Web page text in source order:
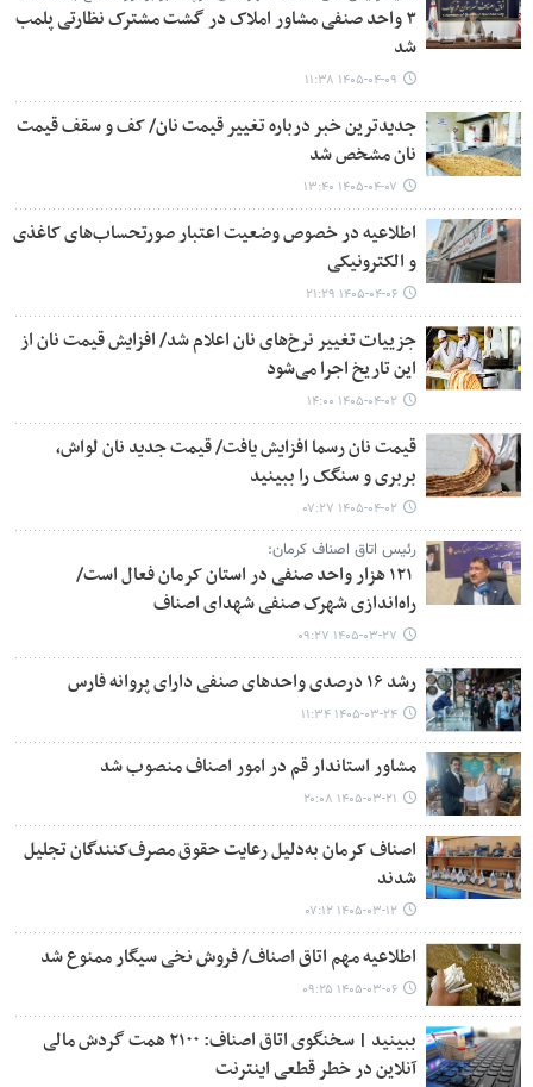
۳ واحد صنفی مشاور املاک در گشت مشترک نظارتی پلمب
شد
۱۴۰۵-۰۴-۰۹ ۱۱:۳۸
جدیدترین خبر درباره تغییر قیمت نان/ کف و سقف قیمت
نان مشخص شد
۱۴۰۵-۰۴-۰۷ ۱۳:۴۰
اطلاعیه در خصوص وضعیت اعتبار صورتحساب‌های کاغذی
و الکترونیکی
۱۴۰۵-۰۴-۰۶ ۲۱:۲۹
جزییات تغییر نرخ‌های نان اعلام شد/ افزایش قیمت نان از
این تاریخ اجرا می‌شود
۱۴۰۵-۰۴-۰۲ ۱۴:۰۰
قیمت نان رسما افزایش یافت/ قیمت جدید نان لواش،
بربری و سنگک را ببینید
۱۴۰۵-۰۴-۰۲ ۰۷:۲۷
رئیس اتاق اصناف کرمان:
۱۲۱ هزار واحد صنفی در استان کرمان فعال است/
راه‌اندازی شهرک صنفی شهدای اصناف
۱۴۰۵-۰۳-۲۷ ۰۹:۲۷
رشد ۱۶ درصدی واحدهای صنفی دارای پروانه فارس
۱۴۰۵-۰۳-۲۴ ۱۱:۳۴
مشاور استاندار قم در امور اصناف منصوب شد
۱۴۰۵-۰۳-۲۱ ۲۰:۰۸
اصناف کرمان به‌دلیل رعایت حقوق مصرف‌کنندگان تجلیل
شدند
۱۴۰۵-۰۳-۱۲ ۰۷:۱۲
اطلاعیه مهم اتاق اصناف/ فروش نخی سیگار ممنوع شد
۱۴۰۵-۰۳-۰۶ ۰۹:۲۵
ببینید | سخنگوی اتاق اصناف: ۲۱۰۰ همت گردش مالی
آنلاین در خطر قطعی اینترنت